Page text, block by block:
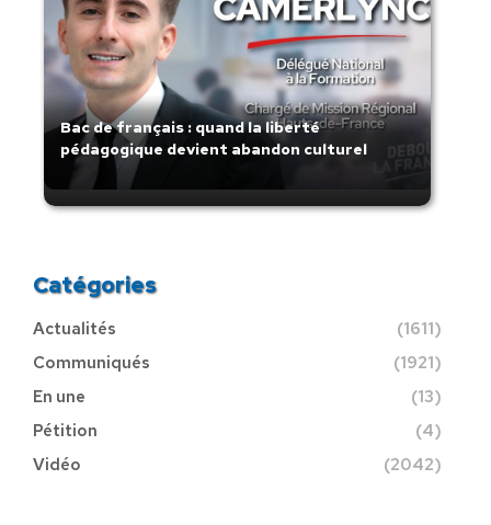
Bac de français : quand la liberté
pédagogique devient abandon culturel
Catégories
Actualités
(1611)
Communiqués
(1921)
En une
(13)
Pétition
(4)
Vidéo
(2042)